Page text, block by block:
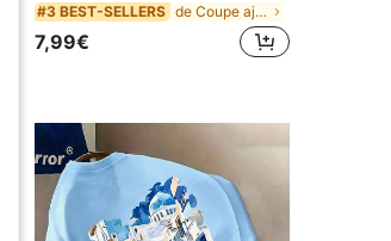
#3 BEST-SELLERS de Coupe ajustée T-shirts pour hommes
7,99€